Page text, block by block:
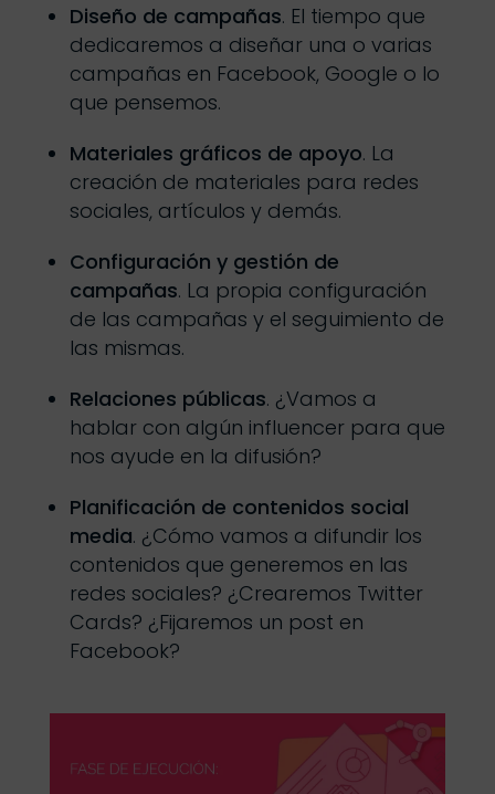
Diseño de campañas. El tiempo que
dedicaremos a diseñar una o varias
campañas en Facebook, Google o lo
que pensemos.
Materiales gráficos de apoyo. La
creación de materiales para redes
sociales, artículos y demás.
Configuración y gestión de
campañas. La propia configuración
de las campañas y el seguimiento de
las mismas.
Relaciones públicas. ¿Vamos a
hablar con algún influencer para que
nos ayude en la difusión?
Planificación de contenidos social
media. ¿Cómo vamos a difundir los
contenidos que generemos en las
redes sociales? ¿Crearemos Twitter
Cards? ¿Fijaremos un post en
Facebook?